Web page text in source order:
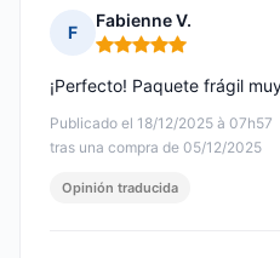
F
Fabienne V.
Nota: 5 de 5
Publicado el 18/12/2025 à 07h57
tras una compra de 05/12/2025
¡Perfecto! Paquete frágil
Opinión traducida